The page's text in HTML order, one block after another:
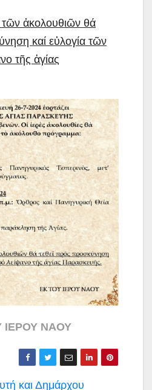
τῶν ἀκολουθιῶν θά
καί εὐλογία τῶν
τῆς ἁγίας
ΙΕΡΟΥ ΝΑΟΥ
και Δημάρχου